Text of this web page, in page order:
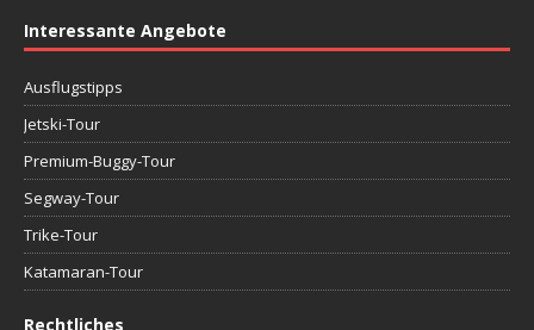
Interessante Angebote
Ausflugstipps
Jetski-Tour
Premium-Buggy-Tour
Segway-Tour
Trike-Tour
Katamaran-Tour
Rechtliches